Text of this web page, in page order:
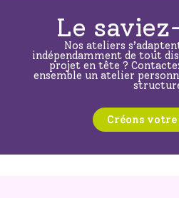
Le
Nos ateliers
indépendamment de tout
projet en tête ?
ensemble un atelier
Créons